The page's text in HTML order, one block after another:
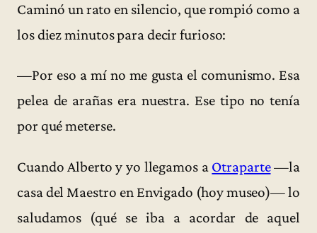
Caminó un rato en silencio, que rompió como a
los diez minutos para decir furioso:
—Por eso a mí no me gusta el comunismo. Esa
pelea de arañas era nuestra. Ese tipo no tenía
por qué meterse.
Cuando Alberto y yo llegamos a Otraparte—la
casa del Maestro en Envigado (hoy museo)— lo
saludamos (qué se iba a acordar de aquel